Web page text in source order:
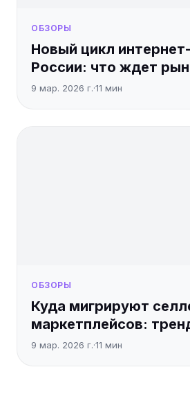
ОБЗОРЫ
Новый цикл
России: что ждет
Ecommerce
9 мар. 2026 г.·11 мин
ОБЗОРЫ
Куда мигрируют
маркетплейсов:
2025
9 мар. 2026 г.·11 мин